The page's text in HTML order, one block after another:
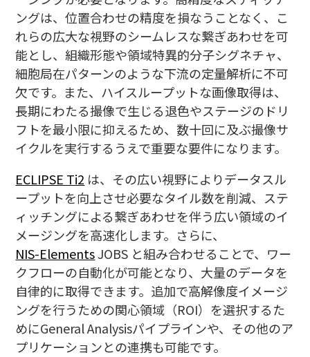
ングは、位置合わせの精度を損なうことなく、こ
れらの広大な視野のシームレスな繋ぎあわせを可
能とし、組織形態や領域特異的分子シグネチャ、
細胞局在パターンのような下流の定量解析に不可
欠です。また、ハイスループットな画像取得は、
長期にわたる撮像で生じる退色やステージのドリ
フトを最小限に抑えるため、数十回に及ぶ撮像サ
イクルを実行するうえで重要な要件になります。
ECLIPSE Ti2 は、その広い視野によりデータスル
ープットを向上させ必要なタイル数を削減、ステ
ィッチングによる繋ぎあわせを伴う広い領域のイ
メージングを高速化します。さらに、
NIS-ElementsJOBS と組み合わせることで、ワー
クフローの自動化が可能となり、大量のデータを
自律的に取得できます。追加で高解像度イメージ
ングを行うための関心領域（ROI）を選択するた
めにGeneral Analysisパイプラインや、その他のア
プリケーションとの連携も可能です。